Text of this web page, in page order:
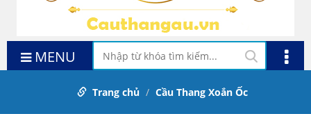
MENU
Trang chủ Cầu Thang Xoắn Ốc